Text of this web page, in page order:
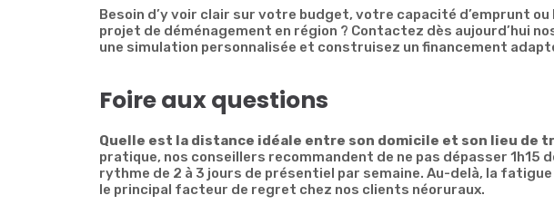
Besoin d’y voir clair sur votre budget, votre capacité d’emprunt
projet de déménagement en région ? Contactez dès aujourd’hui
une simulation personnalisée et construisez un financement
Foire aux questions
Quelle est la distance idéale entre son domicile et son lieu de
pratique, nos conseillers recommandent de ne pas dépasser
rythme de 2 à 3 jours de présentiel par semaine. Au-delà, la
le principal facteur de regret chez nos clients néoruraux.